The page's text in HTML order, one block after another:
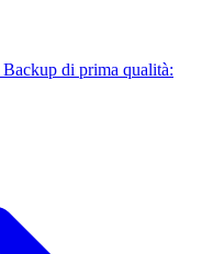
Backup di prima qualità: